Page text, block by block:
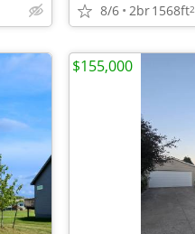
8/6 2br1568ft2
$155,000